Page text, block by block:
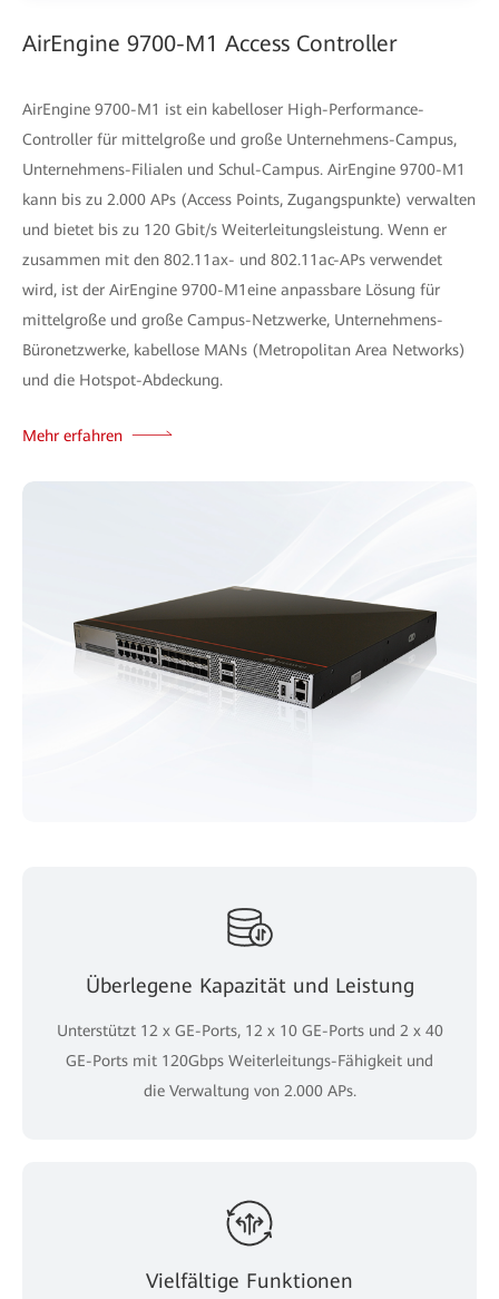
AirEngine 9700-M1 Access Controller
AirEngine 9700-M1 ist ein kabelloser High-Performance-
Controller für mittelgroße und große Unternehmens-Campus,
Unternehmens-Filialen und Schul-Campus. AirEngine 9700-M1
kann bis zu 2.000 APs (Access Points, Zugangspunkte) verwalten
und bietet bis zu 120 Gbit/s Weiterleitungsleistung. Wenn er
zusammen mit den 802.11ax- und 802.11ac-APs verwendet
wird, ist der AirEngine 9700-M1eine anpassbare Lösung für
mittelgroße und große Campus-Netzwerke, Unternehmens-
Büronetzwerke, kabellose MANs (Metropolitan Area Networks)
und die Hotspot-Abdeckung.
Mehr erfahren
Überlegene Kapazität und Leistung
Unterstützt 12 x GE-Ports, 12 x 10 GE-Ports und 2 x 40
GE-Ports mit 120Gbps Weiterleitungs-Fähigkeit und
die Verwaltung von 2.000 APs.
Vielfältige Funktionen